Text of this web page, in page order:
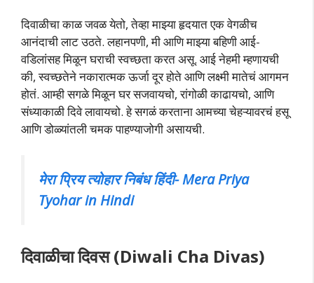
दिवाळीचा काळ जवळ येतो, तेव्हा माझ्या हृदयात एक वेगळीच
आनंदाची लाट उठते. लहानपणी, मी आणि माझ्या बहिणी आई-
वडिलांसह मिळून घराची स्वच्छता करत असू. आई नेहमी म्हणायची
की, स्वच्छतेने नकारात्मक ऊर्जा दूर होते आणि लक्ष्मी मातेचं आगमन
होतं. आम्ही सगळे मिळून घर सजवायचो, रांगोळी काढायचो, आणि
संध्याकाळी दिवे लावायचो. हे सगळं करताना आमच्या चेहऱ्यावरचं हसू
आणि डोळ्यांतली चमक पाहण्याजोगी असायची.
मेरा प्रिय त्योहार निबंध हिंदी- Mera Priya
Tyohar in Hindi
दिवाळीचा दिवस (Diwali Cha Divas)